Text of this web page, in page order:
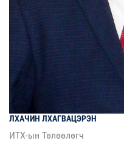
ЛХАЧИН ЛХАГВАЦЭРЭН
ИТХ-ын Төлөөлөгч